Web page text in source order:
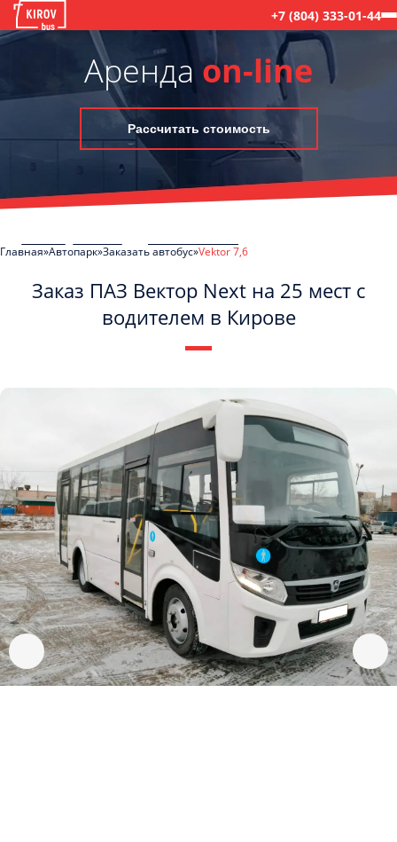
+7 (804) 333-01-44
Аренда on-line
Рассчитать стоимость
Главная Автопарк Заказать автобус Vektor 7,6
Заказ ПАЗ Вектор Next на 25 мест с
водителем в Кирове
Политикой конфиденциальности
ознакомлен(а), даю согласие на